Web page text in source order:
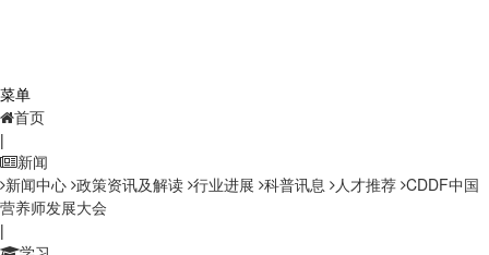
菜单
首页
|
新闻
新闻中心 政策资讯及解读 行业进展 科普讯息 人才推荐 CDDF中国
营养师发展大会
|